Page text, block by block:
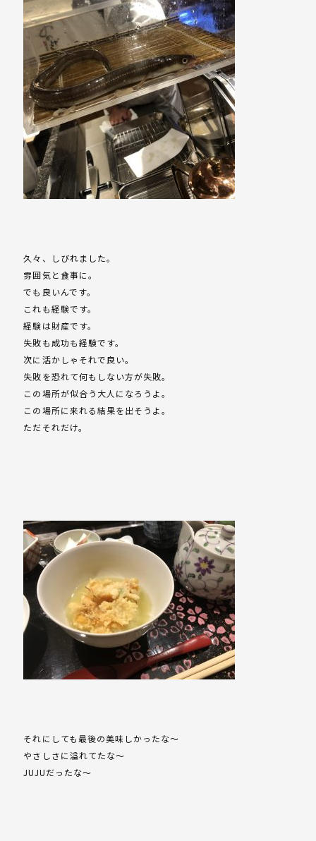
久々、しびれました。
雰囲気と食事に。
でも良いんです。
これも経験です。
経験は財産です。
失敗も成功も経験です。
次に活かしゃそれで良い。
失敗を恐れて何もしない方が失敗。
この場所が似合う大人になろうよ。
この場所に来れる結果を出そうよ。
ただそれだけ。
それにしても最後の美味しかったな～
やさしさに溢れてたな～
JUJUだったな～